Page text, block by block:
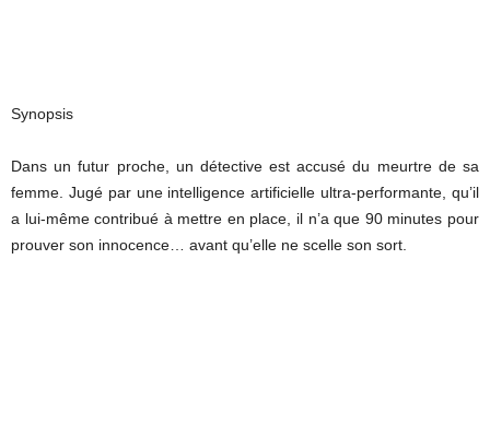
Synopsis
Dans un futur proche, un détective est accusé du meurtre de sa
femme. Jugé par une intelligence artificielle ultra-performante, qu’il
a lui-même contribué à mettre en place, il n’a que 90 minutes pour
prouver son innocence… avant qu’elle ne scelle son sort.